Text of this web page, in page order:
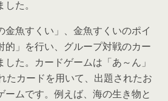
た。
金魚すくい」、金魚すくいのポイ
的」を行い、グループ対戦のカー
した。カードゲームは「あ～ん」
たカードを用いて、出題されたお
ームです。例えば、海の生き物と